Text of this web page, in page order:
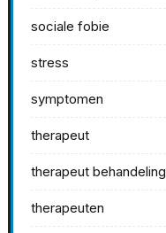
sociale fobie
stress
symptomen
therapeut
therapeut behandeling
therapeuten